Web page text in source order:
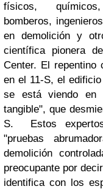
físicos,
bomberos,
en demolición y
científica pionera
Center. El repentino
en el 11-S, el
se está viendo en
tangible", que
S.
Estos
"pruebas
demolición
preocupante por
identifica con los